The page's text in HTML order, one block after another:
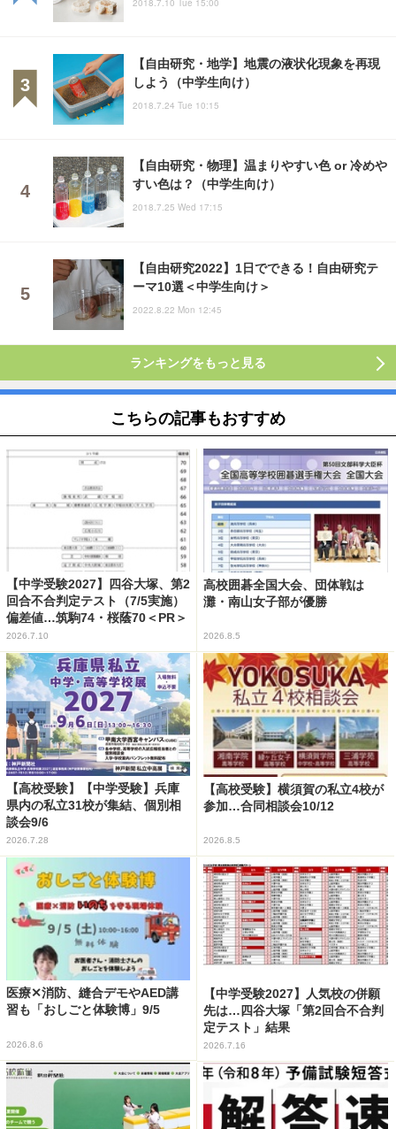
2018.7.10 Tue 15:00
【自由研究・地学】地震の液状化現象を再現
しよう（中学生向け）
2018.7.24 Tue 10:15
【自由研究・物理】温まりやすい色 or 冷めや
すい色は？（中学生向け）
2018.7.25 Wed 17:15
【自由研究2022】1日でできる！自由研究テ
ーマ10選＜中学生向け＞
2022.8.22 Mon 12:45
ランキングをもっと見る
こちらの記事もおすすめ
【中学受験2027】四谷大塚、第2
回合不合判定テスト（7/5実施）
偏差値…筑駒74・桜蔭70＜PR＞
2026.7.10
高校囲碁全国大会、団体戦は
灘・南山女子部が優勝
2026.8.5
【高校受験】【中学受験】兵庫
県内の私立31校が集結、個別相
談会9/6
2026.7.28
【高校受験】横須賀の私立4校が
参加…合同相談会10/12
2026.8.5
医療✕消防、縫合デモやAED講
習も「おしごと体験博」9/5
2026.8.6
【中学受験2027】人気校の併願
先は…四谷大塚「第2回合不合判
定テスト」結果
2026.7.16